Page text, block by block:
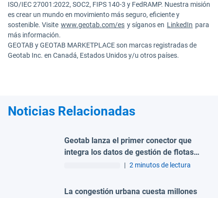
ISO/IEC 27001:2022, SOC2, FIPS 140-3 y FedRAMP. Nuestra misión
es crear un mundo en movimiento más seguro, eficiente y
sostenible. Visite www.geotab.com/es y síganos en LinkedIn para
más información.
GEOTAB y GEOTAB MARKETPLACE son marcas registradas de
Geotab Inc. en Canadá, Estados Unidos y/u otros países.
Noticias Relacionadas
Geotab lanza el primer conector que
integra los datos de gestión de flotas
con ChatGPT, Claude y Microsoft
| 2 minutos de lectura
La congestión urbana cuesta millones